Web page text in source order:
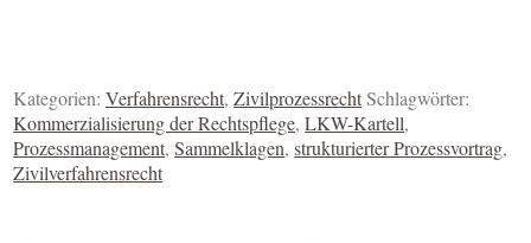
Kategorien:Verfahrensrecht,ZivilprozessrechtSchlagwörter:
Kommerzialisierung der Rechtspflege,LKW-Kartell,
Prozessmanagement,Sammelklagen,strukturierter Prozessvortrag,
Zivilverfahrensrecht